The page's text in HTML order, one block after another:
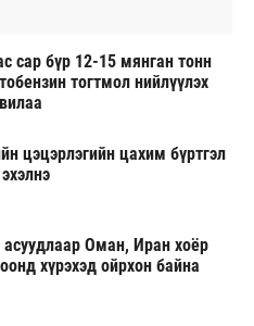
сар бүр 12-15 мянган тонн
тогтмол нийлүүлэх
цэцэрлэгийн цахим бүртгэл
Оман, Иран хоёр
хүрэхэд ойрхон байна